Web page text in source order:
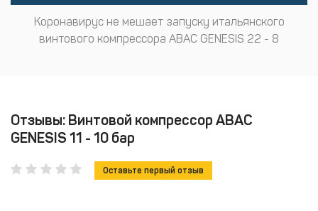
Коронавирус не мешает запуску итальянского
винтового компрессора ABAC GENESIS 22 - 8
Отзывы: Винтовой компрессор ABAC
GENESIS 11 - 10 бар
Оставьте первый отзыв